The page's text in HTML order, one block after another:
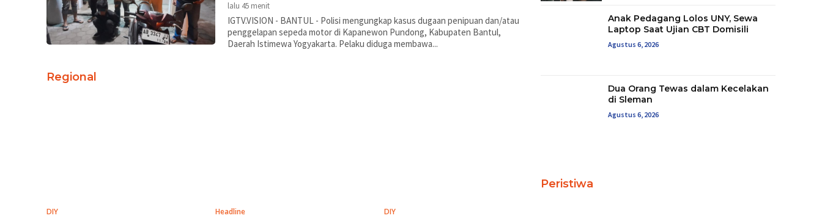
lalu 45 menit
IGTV.VISION - BANTUL - Polisi mengungkap kasus dugaan penipuan dan/atau
penggelapan sepeda motor di Kapanewon Pundong, Kabupaten Bantul,
Daerah Istimewa Yogyakarta. Pelaku diduga membawa...
Regional
DIY Headline DIY
Anak Pedagang Lolos UNY, Sewa
Laptop Saat Ujian CBT Domisili
Agustus 6, 2026
Dua Orang Tewas dalam Kecelakan
di Sleman
Agustus 6, 2026
Peristiwa